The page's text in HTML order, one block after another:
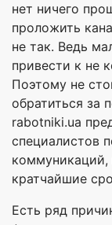
нет ничего
проложить
не так. Ведь
привести к не
Поэтому не
обратиться за
rabotniki.ua
специалистов
кратчайшие
Есть ряд